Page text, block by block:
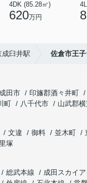
4DK (85.28㎡)
620万円
成臼井駅 佐倉市王
成田市 印旛郡酒々井町
町 八千代市 山武郡
文違 御料 並木町
塚
総武本線
成田スカイ